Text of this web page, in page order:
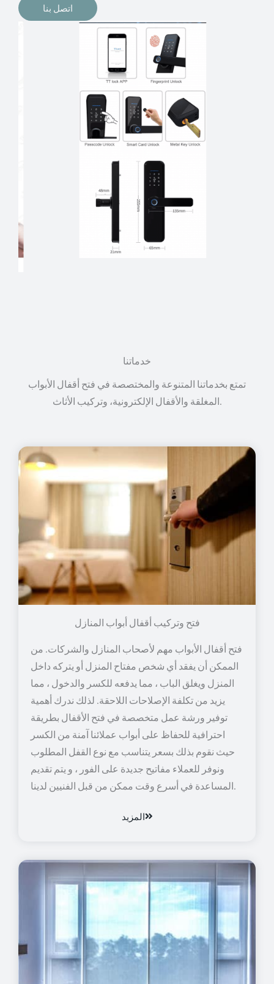
اتصل بنا
خدماتنا
تمتع بخدماتنا المتنوعة والمختصصة في فتح أقفال الأبواب
فتح وتركيب أقفال أبواب المنازل
فتح أقفال الأبواب مهم لأصحاب المنازل والشركات. من
الممكن أن يفقد أي شخص مفتاح المنزل أو يتركه داخل
المنزل ويغلق الباب ، مما يدفعه للكسر والدخول ، مما
يزيد من تكلفة الإصلاحات اللاحقة. لذلك ندرك أهمية
توفير ورشة عمل متخصصة في فتح الأقفال بطريقة
احترافية للحفاظ على أبواب عملائنا آمنة من الكسر
حيث نقوم بذلك بسعر يتناسب مع نوع القفل المطلوب
ونوفر للعملاء مفاتيح جديدة على الفور ، و يتم تقديم
المساعدة في أسرع وقت ممكن من قبل الفنيين لدينا.
المزيد